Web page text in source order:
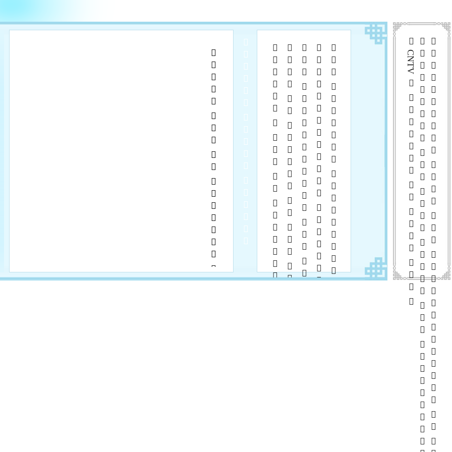
         CNTV            